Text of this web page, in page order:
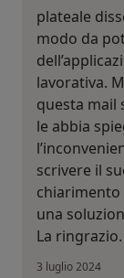
plateale
modo da
lavorativa.
questa mail
le abbia
scrivere il
chiarimento
una
La
3 luglio 2024